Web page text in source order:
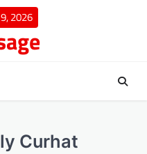
2026
Curhat